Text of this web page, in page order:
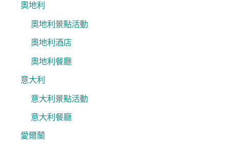
奧地利
奧地利景點活動
奧地利酒店
奧地利餐廳
意大利
意大利景點活動
意大利餐廳
愛爾蘭